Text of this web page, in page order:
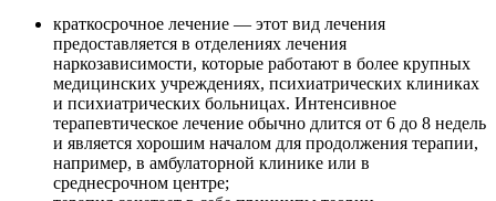
краткосрочное лечение — этот вид лечения
предоставляется в отделениях лечения
наркозависимости, которые работают в более крупных
медицинских учреждениях, психиатрических клиниках
и психиатрических больницах. Интенсивное
терапевтическое лечение обычно длится от 6 до 8 недель
и является хорошим началом для продолжения терапии,
например, в амбулаторной клинике или в
среднесрочном центре;